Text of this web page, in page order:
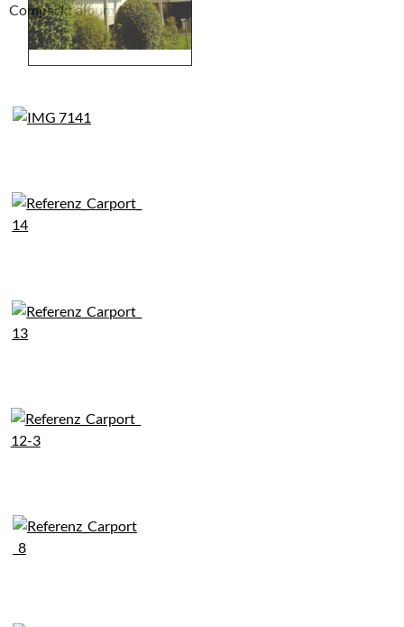
Compackt album